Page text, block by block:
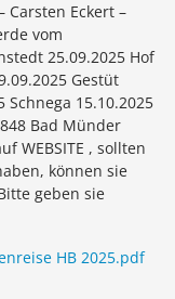
Carsten Eckert –
vom
25.09.2025 Hof
Gestüt
Schnega 15.10.2025
Bad Münder
WEBSITE , sollten
können sie
geben sie
HB 2025.pdf